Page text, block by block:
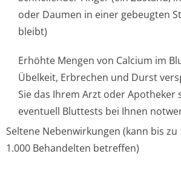
oder Daumen in einer gebeugten
bleibt)
Erhöhte Mengen von Calcium im
Übelkeit, Erbrechen und Durst
Sie das Ihrem Arzt oder Apotheker
eventuell Bluttests bei Ihnen
Seltene Nebenwirkungen (kann bis zu
1.000 Behandelten betreffen)